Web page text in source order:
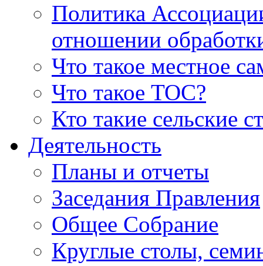
Политика
отношении
Что такое местное
Что такое ТОС?
Кто такие сельские
Деятельность
Планы и отчеты
Заседания Правления
Общее Собрание
Круглые столы,